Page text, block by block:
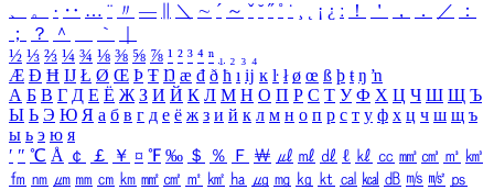
、
。 · ‥ … ¨ 〃 ― ＼ ∼ ´ ～ ˇ ˘ ˝ ˚ ˙ ¸ ¡ ¿ ː ！ ＇ ， ． ／
：
；
？ ＾ ｀
½ ⅓ ⅔ ¼ ¾ ⅛ ⅜ ⅝ ⅞ ¹ ² ³ ⁴ ⁿ ₁ ₂ ₃ ₄
Æ Ð Ħ Ĳ Ł Ø Œ Þ Ŧ Ŋ æ đ ð ħ ı ĳ ĸ ŀ ł ø œ ß þ ŧ ŋ ŉ
А Б В Г Д Е Ё Ж З И Й К Л М Н О П Р С Т У Ф Х Ц Ч Ш Щ Ъ
Ы Ь Э Ю Я а б в г д е ё ж з и й к л м н о п р с т у ф х ц ч ш щ ъ
ы ь э ю я
′ ″ ℃ Å ￠ ￡ ￥ ¤ ℉ ‰ ＄ ％ Ｆ ￦ ㎕ ㎖ ㎗ ℓ ㎘ ㏄ ㎣ ㎤ ㎥ ㎦
㎙ ㎚ ㎛ ㎜ ㎝ ㎞ ㎟ ㎠ ㎡ ㎢ ㏊ ㎍ ㎎ ㎏ ㏏ ㎈ ㎉ ㏈ ㎧ ㎨ ㎰